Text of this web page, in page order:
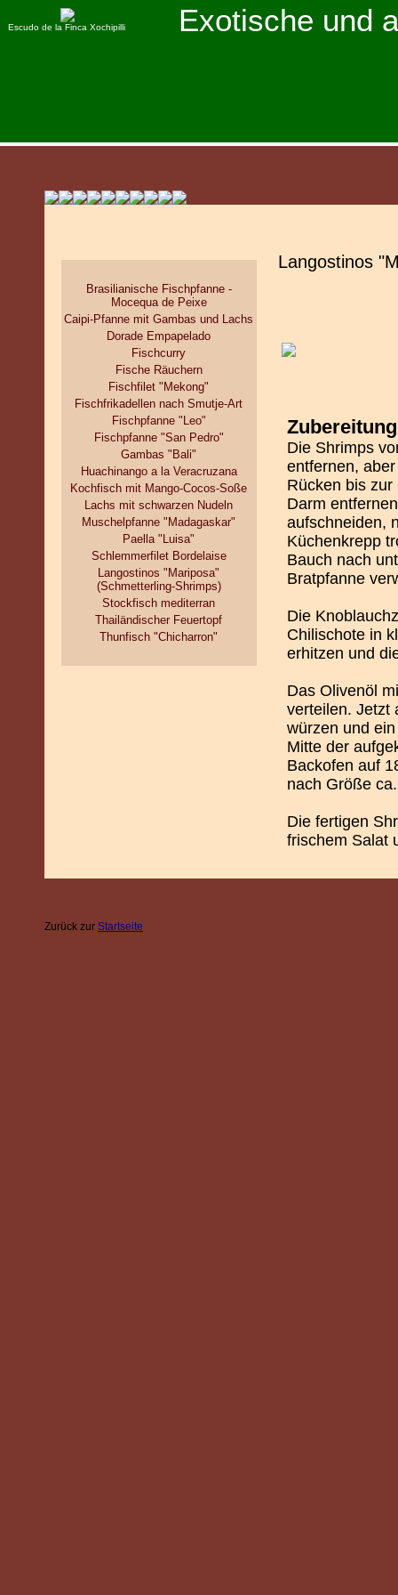
Escudo de la Finca Xochipilli Exotische und
Brasilianische Fischpfanne -
Mocequa de Peixe
Caipi-Pfanne mit Gambas und Lachs
Dorade Empapelado
Fischcurry
Fische Räuchern
Fischfilet "Mekong"
Fischfrikadellen nach Smutje-Art
Fischpfanne "Leo"
Fischpfanne "San Pedro"
Gambas "Bali"
Huachinango a la Veracruzana
Kochfisch mit Mango-Cocos-Soße
Lachs mit schwarzen Nudeln
Muschelpfanne "Madagaskar"
Paella "Luisa"
Schlemmerfilet Bordelaise
Langostinos "Mariposa"
(Schmetterling-Shrimps)
Stockfisch mediterran
Thailändischer Feuertopf
Thunfisch "Chicharron"
Langostinos
Die Shrimps
entfernen,
Rücken bis
Darm
aufschneiden,
Küchenkrepp
Bauch nach
Bratpfanne
Die
Chilischote in
erhitzen und
Das Olivenöl
verteilen. Jetzt
würzen und
Mitte der
Backofen auf
nach Größe
Die fertigen
frischem Salat
Zurück zur Startseite